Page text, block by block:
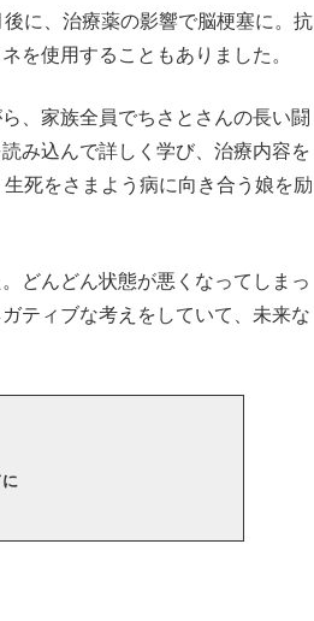
に、治療薬の影響で脳梗塞に。抗
を使用することもありました。
、家族全員でちさとさんの長い闘
み込んで詳しく学び、治療内容を
死をさまよう病に向き合う娘を励
どんどん状態が悪くなってしまっ
ティブな考えをしていて、未来な